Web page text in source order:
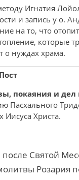
Игнатия
и запись у о.
на то, что
которые
о нуждах храма.
покаяния и дел
Пасхального
Христа.
после Святой
Розария